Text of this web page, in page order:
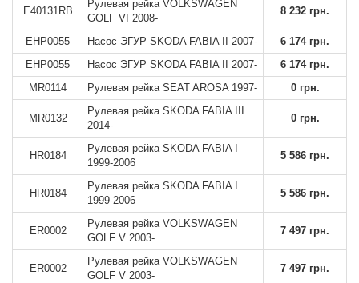
E40131RB
Рулевая рейка VOLKSWAGEN
GOLF VI 2008-
8 232 грн.
EHP0055 Насос ЭГУР SKODA FABIA II 2007-
6 174 грн.
EHP0055
Насос ЭГУР SKODA FABIA II 2007-
6 174 грн.
MR0114
Рулевая рейка SEAT AROSA 1997- 0 грн.
MR0132
Рулевая рейка SKODA FABIA III
2014-
0 грн.
HR0184
Рулевая рейка SKODA FABIA I
1999-2006
5 586 грн.
HR0184
Рулевая рейка SKODA FABIA I
1999-2006
5 586 грн.
ER0002
Рулевая рейка VOLKSWAGEN
GOLF V 2003-
7 497 грн.
ER0002
Рулевая рейка VOLKSWAGEN
GOLF V 2003-
7 497 грн.